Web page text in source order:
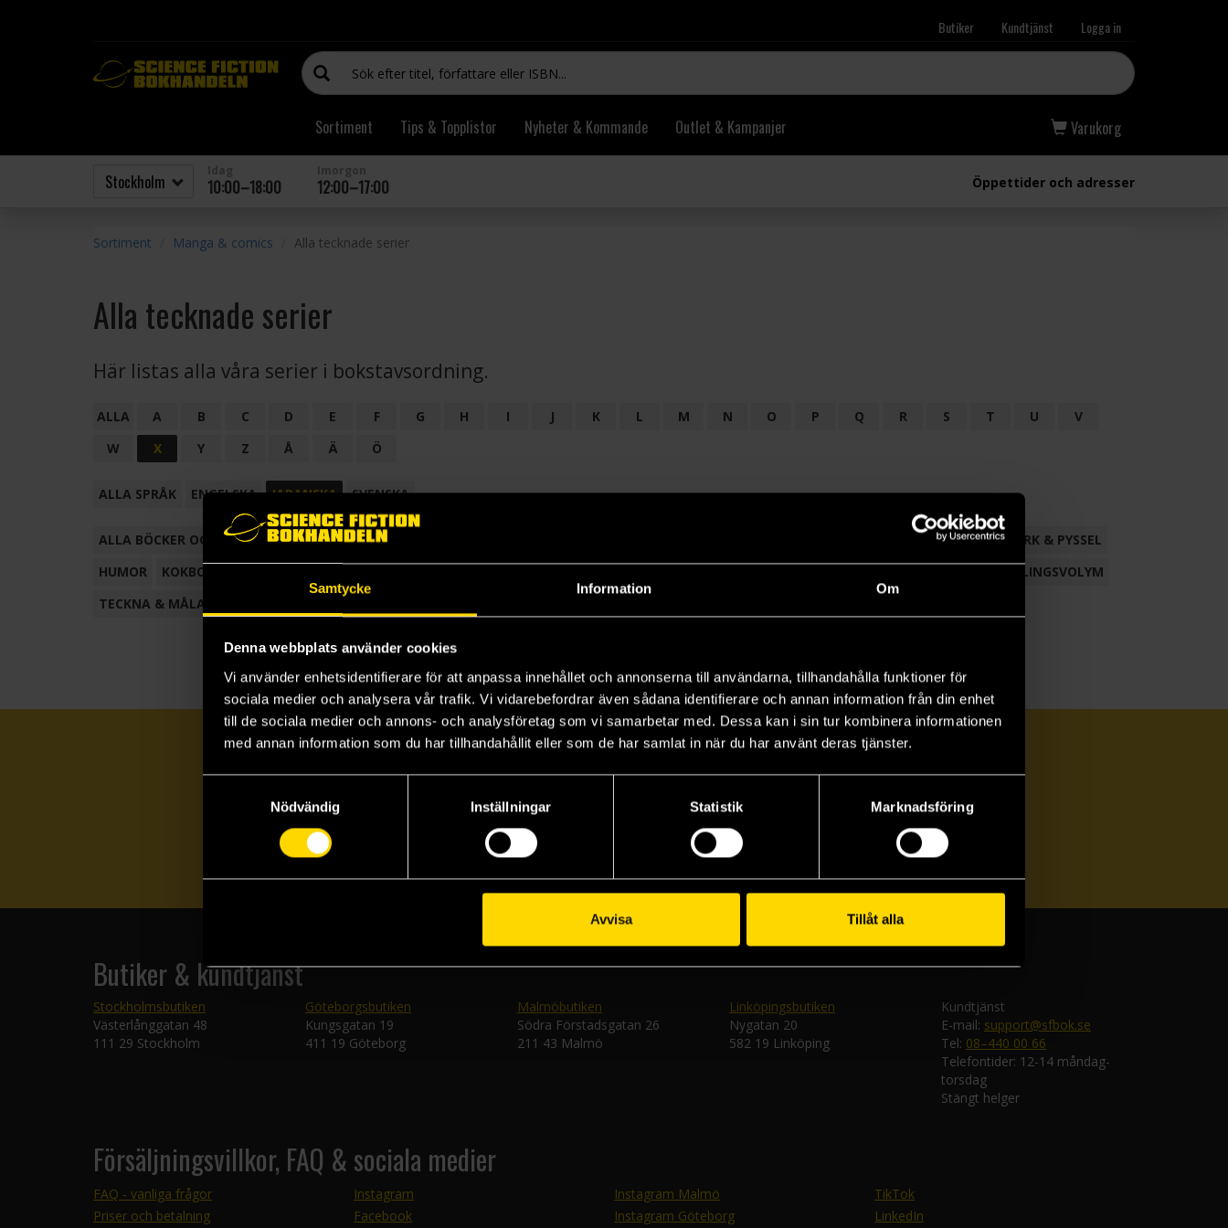
Samtycke Information Om
Denna webbplats använder cookies
Vi använder enhetsidentifierare för att anpassa innehållet och annonserna till användarna, tillhandahålla funktioner för
sociala medier och analysera vår trafik. Vi vidarebefordrar även sådana identifierare och annan information från din enhet
till de sociala medier och annons- och analysföretag som vi samarbetar med. Dessa kan i sin tur kombinera informationen
med annan information som du har tillhandahållit eller som de har samlat in när du har använt deras tjänster.
Nödvändig
Inställningar Statistik Marknadsföring
Avvisa Tillåt alla
Butiker Kundtjänst Logga in
Sortiment Tips & Topplistor Nyheter & Kommande Outlet & Kampanjer Varukorg
10:00–18:00 12:00–17:00 Öppettider och adresser
Sortiment Manga & comics Alla tecknade serier
Alla tecknade serier
Här listas alla våra serier i bokstavsordning.
ALLA A B C D E F G H I J K L M N O P Q R S T U
V
W
X Y Z Å Ä Ö
ALLA SPRÅK ENGELSKA JAPANSKA SVENSKA
ALLA BÖCKER OCH TECKNADE SERIER ANTOLOGI FACKLITTERATUR
HANTVERK & PYSSEL
HUMOR
KOKBOK
SAMLINGSVOLYM
TECKNA & MÅLA
Prenumerera på vårt nyhetsbrev
Butiker & kundtjänst
Stockholmsbutiken
Västerlånggatan 48
111 29 Stockholm
Göteborgsbutiken
Kungsgatan 19
411 19 Göteborg
Malmöbutiken
Södra Förstadsgatan 26
211 43 Malmö
Linköpingsbutiken
Nygatan 20
582 19 Linköping
Kundtjänst
E-mail: support@sfbok.se
Tel: 08–440 00 66
Telefontider: 12-14 måndag-
torsdag
Stängt helger
Försäljningsvillkor, FAQ & sociala medier
FAQ - vanliga frågor
Priser och betalning
Instagram
Facebook
Instagram Malmö
Instagram Göteborg
TikTok
LinkedIn